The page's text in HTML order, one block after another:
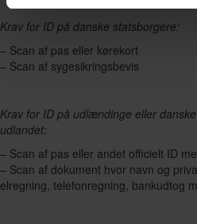
Krav for ID på danske statsborgere:
– Scan af pas eller kørekort
– Scan af sygesikringsbevis
Krav for ID på udlændinge eller
udlandet:
– Scan af pas eller andet officielt ID
– Scan af dokument hvor navn og
elregning, telefonregning, bankudtog